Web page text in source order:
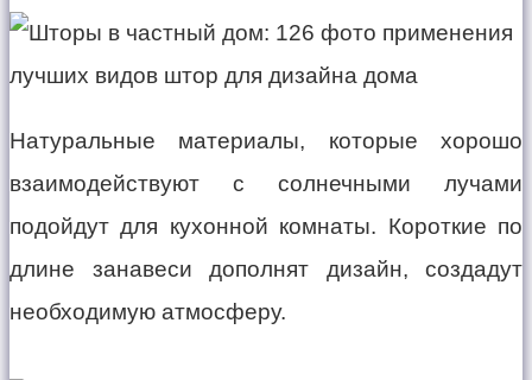
Натуральные материалы, которые хорошо
взаимодействуют с солнечными лучами
подойдут для кухонной комнаты. Короткие по
длине занавеси дополнят дизайн, создадут
необходимую атмосферу.